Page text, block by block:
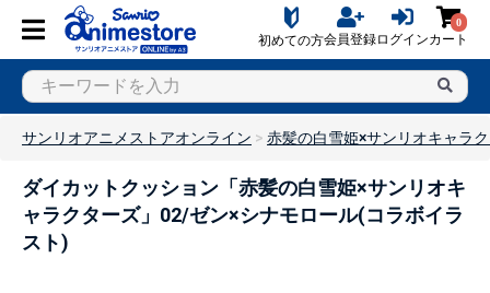
初めての方会員登録ログイン
0
カート
サンリオアニメストアオンライン 赤髪の白雪姫×サンリオキャラ
ダイカットクッション「赤髪の白雪姫×サンリオキ
ャラクターズ」02/ゼン×シナモロール(コラボイラ
スト)